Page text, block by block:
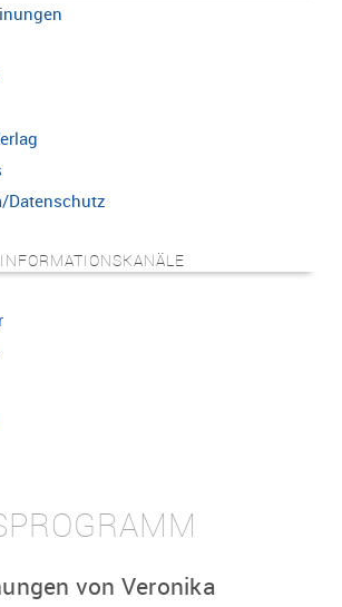
Datenschutz
INFORMATIONSKANÄLE
von Veronika